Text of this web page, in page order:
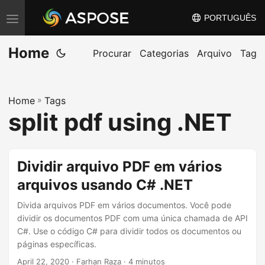
A
l
t
n
a
g
PORTUGUÊS
Home Procurar Categorias Arquivo Tag
Home » Tags
split pdf using .NET
Dividir arquivo PDF em vários
arquivos usando C# .NET
Divida arquivos PDF em vários documentos. Você pode
dividir os documentos PDF com uma única chamada de API
C#. Use o código C# para dividir todos os documentos ou
páginas específicas.
April 22, 2020 · Farhan Raza · 4 minutos